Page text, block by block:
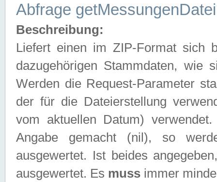
Abfrage getMessungenDatei
Beschreibung:
Liefert einen im ZIP-Format sich
dazugehörigen Stammdaten, wie
Werden die Request-Parameter
der für die Dateierstellung
vom aktuellen Datum)
Angabe gemacht (nil), so
ausgewertet. Ist beides
ausgewertet. Es muss immer